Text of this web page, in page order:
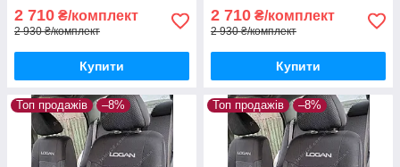
2 710 ₴/комплект
2 930 ₴/комплект
Купити
2 710 ₴/комплект
2 930 ₴/комплект
Купити
Топ продажів –8% Топ продажів –8%